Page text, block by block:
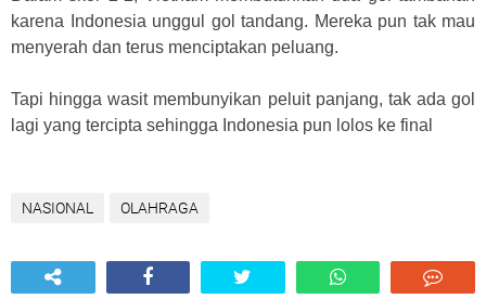
karena Indonesia unggul gol tandang. Mereka pun tak mau
menyerah dan terus menciptakan peluang.
Tapi hingga wasit membunyikan peluit panjang, tak ada gol
lagi yang tercipta sehingga Indonesia pun lolos ke final
NASIONAL OLAHRAGA